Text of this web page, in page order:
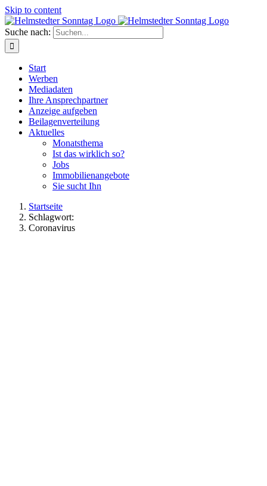
Skip to content
Suche nach:
Start
Werben
Mediadaten
Ihre Ansprechpartner
Anzeige aufgeben
Beilagenverteilung
Aktuelles
Monatsthema
Ist das wirklich so?
Jobs
Immobilienangebote
Sie sucht Ihn
Startseite
Schlagwort:
Coronavirus